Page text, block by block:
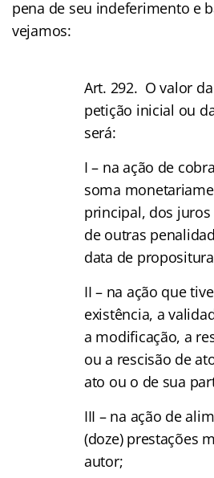
pena de seu indeferimento e
vejamos:
Art. 292. O valor
petição inicial ou
será:
I – na ação de
soma
principal, dos
de outras
data de
II – na ação que
existência, a
a modificação, a
ou a rescisão de
ato ou o de sua
III – na ação de
(doze) prestações
autor;